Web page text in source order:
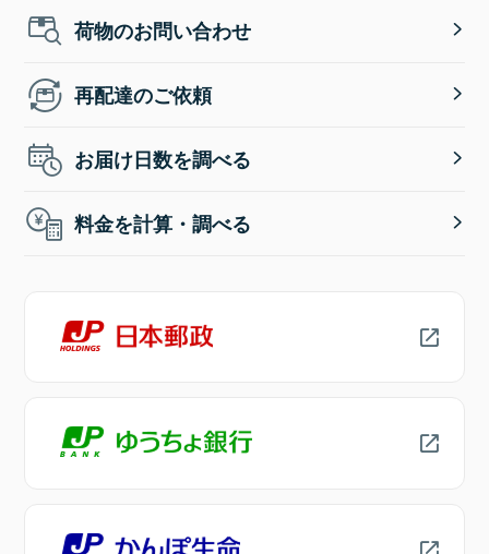
荷物のお問い合わせ
再配達のご依頼
お届け日数を調べる
料金を計算・調べる